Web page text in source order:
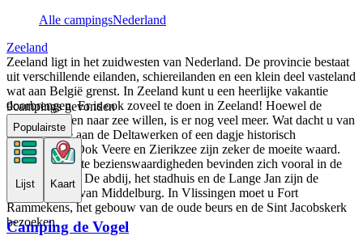
Alle campingsNederland
Zeeland
Zeeland ligt in het zuidwesten van Nederland. De provincie bestaat
uit verschillende eilanden, schiereilanden en een klein deel vasteland
wat aan België grenst. In Zeeland kunt u een heerlijke vakantie
doorbrengen. Er is ook zoveel te doen in Zeeland! Hoewel de
meeste mensen naar zee willen, is er nog veel meer. Wat dacht u van
een bezoekje aan de Deltawerken of een dagje historisch
Middelburg? Ook Veere en Zierikzee zijn zeker de moeite waard.
De belangrijkste bezienswaardigheden bevinden zich vooral in de
grotere steden. De abdij, het stadhuis en de Lange Jan zijn de
hoogtepunten van Middelburg. In Vlissingen moet u Fort
Rammekens, het gebouw van de oude beurs en de Sint Jacobskerk
bezoeken.
9campings gevonden
Populairste
Lijst Kaart
Camping de Vogel